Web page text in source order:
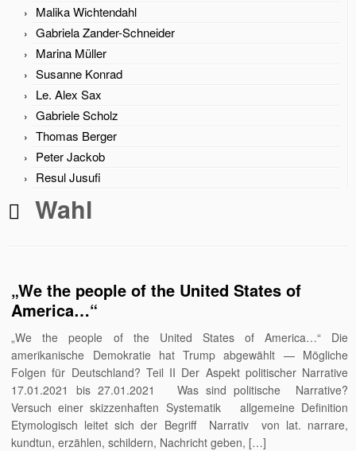
Malika Wichtendahl
Gabriela Zander-Schneider
Marina Müller
Susanne Konrad
Le. Alex Sax
Gabriele Scholz
Thomas Berger
Peter Jackob
Resul Jusufi
Wahl
„We the people of the United States of
America…“
„We the people of the United States of America…“ Die
amerikanische Demokratie hat Trump abgewählt — Mögliche
Folgen für Deutschland? Teil II Der Aspekt politischer Narrative
17.01.2021 bis 27.01.2021 Was sind politische Narrative?
Versuch einer skizzenhaften Systematik allgemeine Definition
Etymologisch leitet sich der Begriff Narrativ von lat. narrare,
kundtun, erzählen, schildern, Nachricht geben, […]